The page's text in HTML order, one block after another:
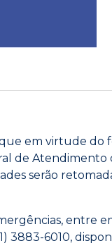
em virtude do
de Atendimento
serão
entre
3883-6010,